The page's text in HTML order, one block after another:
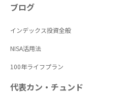
ブログ
インデックス投資全般
NISA活用法
100年ライフプラン
代表カン・チュンド